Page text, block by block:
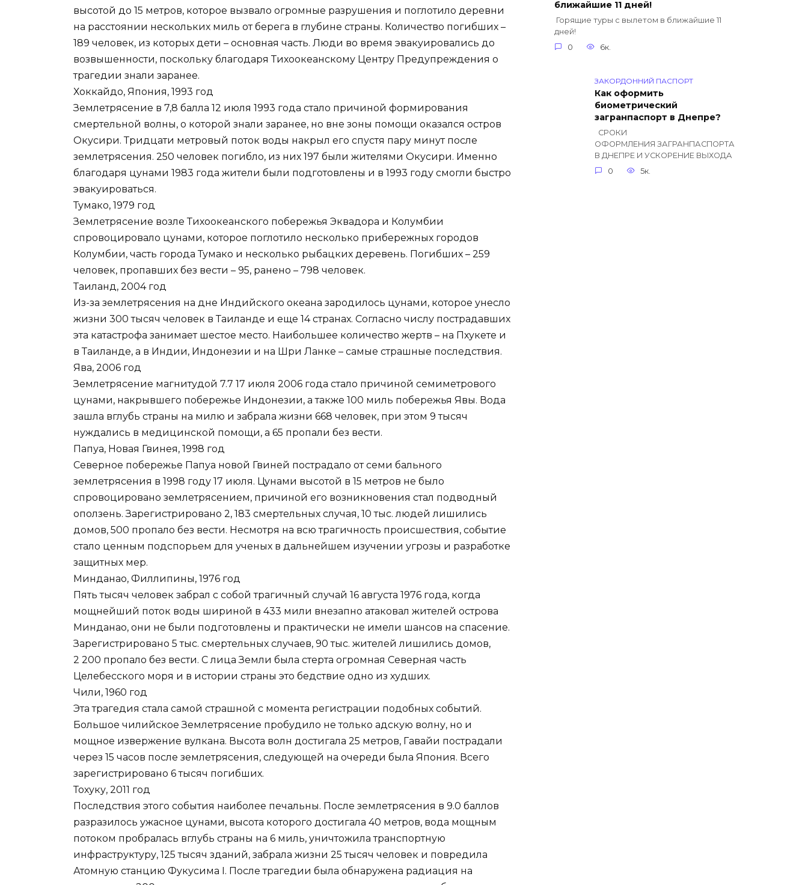
высотой до 15 метров, которое вызвало огромные разрушения и поглотило деревни
на расстоянии нескольких миль от берега в глубине страны. Количество погибших –
189 человек, из которых дети – основная часть. Люди во время эвакуировались до
возвышенности, поскольку благодаря Тихоокеанскому Центру Предупреждения о
трагедии знали заранее.
Хоккайдо, Япония, 1993 год
Землетрясение в 7,8 балла 12 июля 1993 года стало причиной формирования
смертельной волны, о которой знали заранее, но вне зоны помощи оказался остров
Окусири. Тридцати метровый поток воды накрыл его спустя пару минут после
землетрясения. 250 человек погибло, из них 197 были жителями Окусири. Именно
благодаря цунами 1983 года жители были подготовлены и в 1993 году смогли быстро
эвакуироваться.
Тумако, 1979 год
Землетрясение возле Тихоокеанского побережья Эквадора и Колумбии
спровоцировало цунами, которое поглотило несколько прибережных городов
Колумбии, часть города Тумако и несколько рыбацких деревень. Погибших – 259
человек, пропавших без вести – 95, ранено – 798 человек.
Таиланд, 2004 год
Из-за землетрясения на дне Индийского океана зародилось цунами, которое унесло
жизни 300 тысяч человек в Таиланде и еще 14 странах. Согласно числу пострадавших
эта катастрофа занимает шестое место. Наибольшее количество жертв – на Пхукете и
в Таиланде, а в Индии, Индонезии и на Шри Ланке – самые страшные последствия.
Ява, 2006 год
Землетрясение магнитудой 7.7 17 июля 2006 года стало причиной семиметрового
цунами, накрывшего побережье Индонезии, а также 100 миль побережья Явы. Вода
зашла вглубь страны на милю и забрала жизни 668 человек, при этом 9 тысяч
нуждались в медицинской помощи, а 65 пропали без вести.
Папуа, Новая Гвинея, 1998 год
Северное побережье Папуа новой Гвиней пострадало от семи бального
землетрясения в 1998 году 17 июля. Цунами высотой в 15 метров не было
спровоцировано землетрясением, причиной его возникновения стал подводный
оползень. Зарегистрировано 2, 183 смертельных случая, 10 тыс. людей лишились
домов, 500 пропало без вести. Несмотря на всю трагичность происшествия, событие
стало ценным подспорьем для ученых в дальнейшем изучении угрозы и разработке
защитных мер.
Минданао, Филлипины, 1976 год
Пять тысяч человек забрал с собой трагичный случай 16 августа 1976 года, когда
мощнейший поток воды шириной в 433 мили внезапно атаковал жителей острова
Минданао, они не были подготовлены и практически не имели шансов на спасение.
Зарегистрировано 5 тыс. смертельных случаев, 90 тыс. жителей лишились домов,
2 200 пропало без вести. С лица Земли была стерта огромная Северная часть
Целебесского моря и в истории страны это бедствие одно из худших.
Чили, 1960 год
Эта трагедия стала самой страшной с момента регистрации подобных событий.
Большое чилийское Землетрясение пробудило не только адскую волну, но и
мощное извержение вулкана. Высота волн достигала 25 метров, Гавайи пострадали
через 15 часов после землетрясения, следующей на очереди была Япония. Всего
зарегистрировано 6 тысяч погибших.
Тохуку, 2011 год
Последствия этого события наиболее печальны. После землетрясения в 9.0 баллов
разразилось ужасное цунами, высота которого достигала 40 метров, вода мощным
потоком пробралась вглубь страны на 6 миль, уничтожила транспортную
инфраструктуру, 125 тысяч зданий, забрала жизни 25 тысяч человек и повредила
Атомную станцию Фукусима I. После трагедии была обнаружена радиация на
ближайшие 11 дней!
Горящие туры с вылетом в ближайшие 11
дней!
0
6к.
ЗАКОРДОННИЙ ПАСПОРТ
Как оформить
биометрический
загранпаспорт в Днепре?
СРОКИ
ОФОРМЛЕНИЯ ЗАГРАНПАСПОРТА
В ДНЕПРЕ И УСКОРЕНИЕ ВЫХОДА
0
5к.